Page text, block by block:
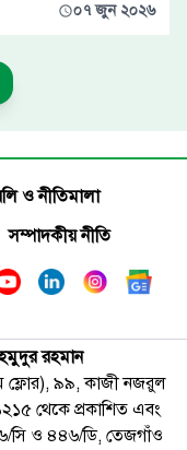
০৭ জুন ২০২৬
ও নীতিমালা
সম্পাদকীয় নীতি
রহমান
ফ্লোর), ৯৯, কাজী নজরুল
থেকে প্রকাশিত এবং
সি ও ৪৪৬/ডি, তেজগাঁও